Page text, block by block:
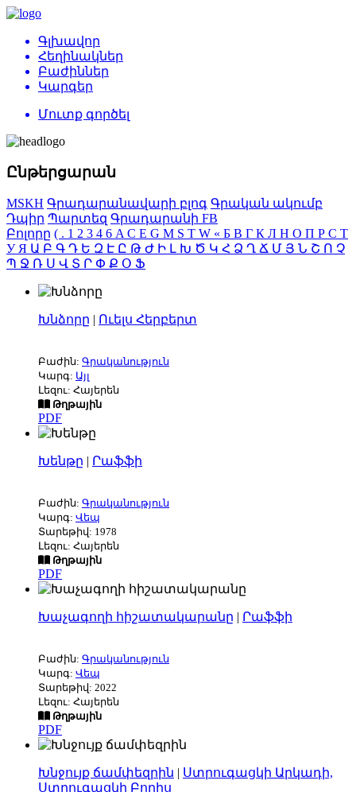
Գլխավոր
Հեղինակներ
Բաժիններ
Կարգեր
Մուտք գործել
Ընթերցարան
MSKH Գրադարանավարի բլոգ Գրական ակումբ
Դպիր Պարտեզ Գրադարանի FB
Բոլորը ( . 1 2 3 4 6 AC E G M S T W « Б В Г К Л Н О П Р С Т
УЯ Ա Բ Գ Դ Ե Զ Է Ը Թ Ժ Ի Լ Խ Ծ Կ Հ Ձ Ղ Ճ Մ Յ Ն Շ Ո Չ
Պ Ջ Ռ Ս Վ Տ Ր Փ Ք Օ Ֆ
Խնձորը | Ուելս Հերբերտ
Բաժին: Գրականություն
Կարգ: Այլ
Լեզու: Հայերեն
Թղթային
PDF
Խենթը | Րաֆֆի
Բաժին: Գրականություն
Կարգ: Վեպ
Տարեթիվ: 1978
Լեզու: Հայերեն
Թղթային
PDF
Խաչագողի հիշատակարանը | Րաֆֆի
Բաժին: Գրականություն
Կարգ: Վեպ
Տարեթիվ: 2022
Լեզու: Հայերեն
Թղթային
PDF
Խնջույք ճամփեզրին | Ստրուգացկի Արկադի,
Ստրուգացկի Բորիս